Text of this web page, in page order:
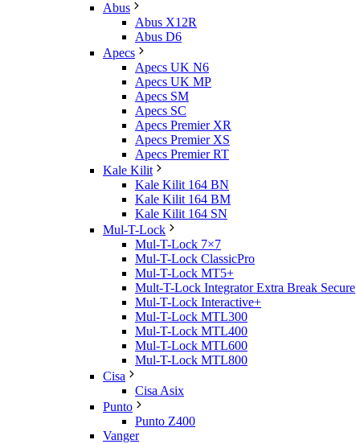
Abus
Abus X12R
Abus D6
Apecs
Apecs UK N6
Apecs UK MP
Apecs SM
Apecs SC
Apecs Premier XR
Apecs Premier XS
Apecs Premier RT
Kale Kilit
Kale Kilit 164 BN
Kale Kilit 164 BM
Kale Kilit 164 SN
Mul-T-Lock
Mul-T-Lock 7×7
Mul-T-Lock ClassicPro
Mul-T-Lock MT5+
Mult-T-Lock Integrator Extra Break Secure
Mul-T-Lock Interactive+
Mul-T-Lock MTL300
Mul-T-Lock MTL400
Mul-T-Lock MTL600
Mul-T-Lock MTL800
Cisa
Cisa Asix
Punto
Punto Z400
Vanger